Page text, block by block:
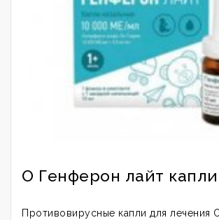
О Генферон лайт капли
Противовирусные капли для лечения